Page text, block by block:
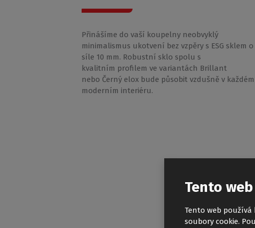
Přinášíme do vaší koupelny neobvyklý
minimalismus ukotvení bez vzpěry s ESG sklem o
síle 10 mm. Robustní sklo spolu s
kvalitním profilem ve variantách Brillant
nebo Černý elox bude působit vzdušně v každém
moderním interiéru.
Tento
Tento web
soubory cookie.